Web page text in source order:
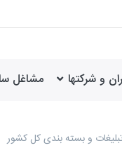
و شرکتها مشاغل
و بسته بندی کل کشور